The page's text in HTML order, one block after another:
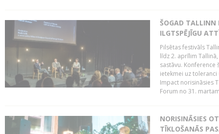
ŠOGAD TALLINN
ILGTSPĒJĪGU
Pilsētas festivāls
līdz 2. aprīlim
sastāvu.
ietekmei uz
Impact norisināsies
Forum no 31.
NORISINĀSIES
TĪKLOŠANĀS